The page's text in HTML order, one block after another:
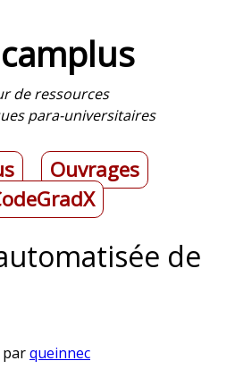
de ressources
para-universitaires
Ouvrages
de
parqueinnec